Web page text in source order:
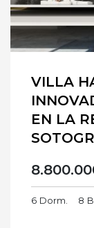
VILLA
EN LA
6 Dorm. 8